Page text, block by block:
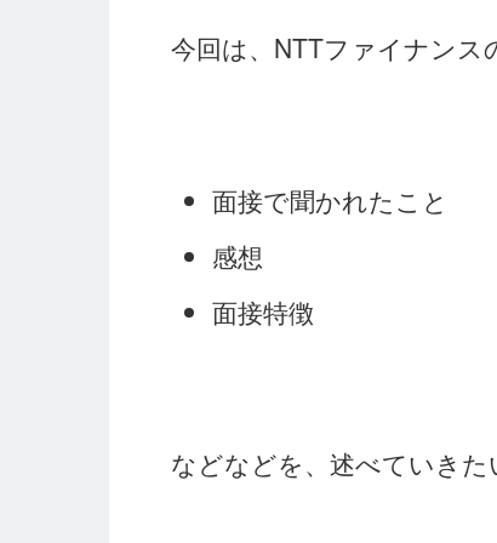
今回は、NTTファイナンス
面接で聞かれたこと
感想
面接特徴
などなどを、述べていきた